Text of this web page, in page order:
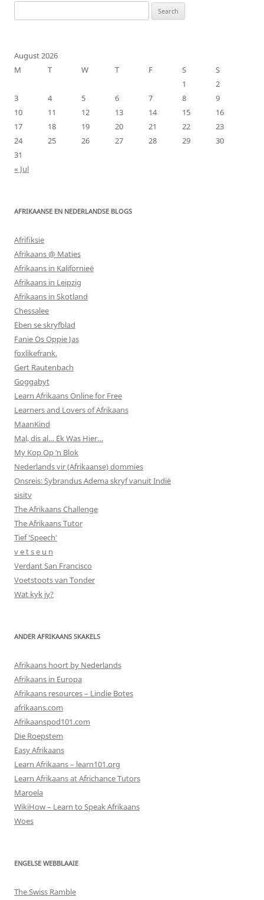
for:
August 2026
M
T W T F S
S
1
2
3
4 5 6 7 8
9
10
11 12 13 14 15
16
17
18 19 20 21 22
23
24
25 26 27 28 29
30
31
« Jul
AFRIKAANSE EN NEDERLANDSE BLOGS
Afrifiksie
Afrikaans @ Maties
Afrikaans in Kalifornieë
Afrikaans in Leipzig
Afrikaans in Skotland
Chessalee
Eben se skryfblad
Fanie Os Oppie Jas
foxlikefrank.
Gert Rautenbach
Goggabyt
Learn Afrikaans Online for Free
Learners and Lovers of Afrikaans
MaanKind
Mal, dis al… Ek Was Hier…
My Kop Op ‘n Blok
Nederlands vir (Afrikaanse) dommies
Onsreis: Sybrandus Adema skryf vanuit Indië
sisitv
The Afrikaans Challenge
The Afrikaans Tutor
Tief 'Speech'
v e t s e u n
Verdant San Francisco
Voetstoots van Tonder
Wat kyk jy?
ANDER AFRIKAANS SKAKELS
Afrikaans hoort by Nederlands
Afrikaans in Europa
Afrikaans resources – Lindie Botes
afrikaans.com
Afrikaanspod101.com
Die Roepstem
Easy Afrikaans
Learn Afrikaans – learn101.org
Learn Afrikaans at Africhance Tutors
Maroela
WikiHow – Learn to Speak Afrikaans
Woes
ENGELSE WEBBLAAIE
The Swiss Ramble